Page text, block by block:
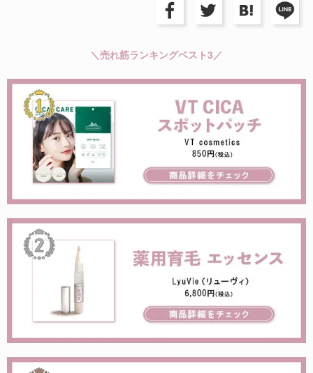
＼売れ筋ランキングベスト3／